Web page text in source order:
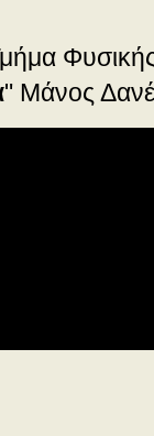
" Μάνος